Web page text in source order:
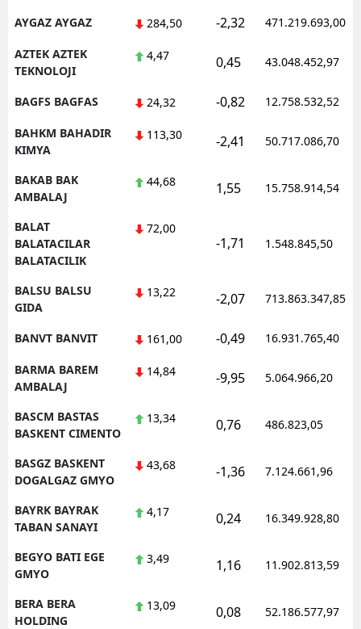
AYGAZ AYGAZ 284,50 -2,32 471.219.693,00
AZTEK AZTEK
TEKNOLOJI
4,47 0,45 43.048.452,97
BAGFS BAGFAS 24,32 -0,82 12.758.532,52
BAHKM BAHADIR
KIMYA
113,30 -2,41 50.717.086,70
BAKAB BAK
AMBALAJ
44,68 1,55 15.758.914,54
BALAT
BALATACILAR
BALATACILIK
72,00
-1,71 1.548.845,50
BALSU BALSU
GIDA
13,22 -2,07 713.863.347,85
BANVT BANVIT 161,00 -0,49 16.931.765,40
BARMA BAREM
AMBALAJ
14,84 -9,95 5.064.966,20
BASCM BASTAS
BASKENT CIMENTO
13,34 0,76 486.823,05
BASGZ BASKENT
DOGALGAZ GMYO
43,68 -1,36 7.124.661,96
BAYRK BAYRAK
TABAN SANAYI
4,17 0,24 16.349.928,80
BEGYO BATI EGE
GMYO
3,49 1,16 11.902.813,59
BERA BERA
HOLDING
13,09 0,08 52.186.577,97